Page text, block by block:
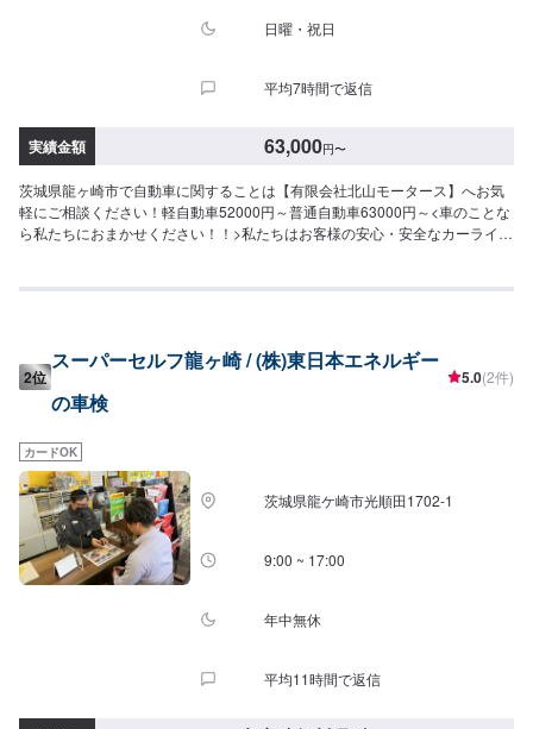
日曜・祝日
平均7時間で返信
実績金額 63,000円〜
茨城県龍ヶ崎市で自動車に関することは【有限会社北山モータース】へお気
軽にご相談ください！軽自動車52000円～普通自動車63000円～<車のことな
ら私たちにおまかせください！！>私たちはお客様の安心・安全なカーライフ
です。お車の購入から日ごろのメンテナンス、修理、保険相談まであらゆる
い合わせ【2】お見積り【3】お見積りにご納得いただければ作業開始【4】
仕上がり次第納車-----納期について-----納期は通常1日～2日程度で納車となり
ます。(要相談)納期は前後する場合がございます。予めご了承ください。-----
スペースは事務所前の空いているスペースに駐車してください。受付はスタ
ッフへ「メンテモで予約しました」とお伝えください。ご案内いたします。
【定休日・営業時間】定休日：日曜日、祝日、第二土曜日営業時間：
8:30~17:30
2位
スーパーセルフ龍ヶ崎 / (株)東日本エネルギー
の車検
5.0(2件)
カードOK
茨城県龍ケ崎市光順田1702-1
9:00 ~ 17:00
年中無休
平均11時間で返信